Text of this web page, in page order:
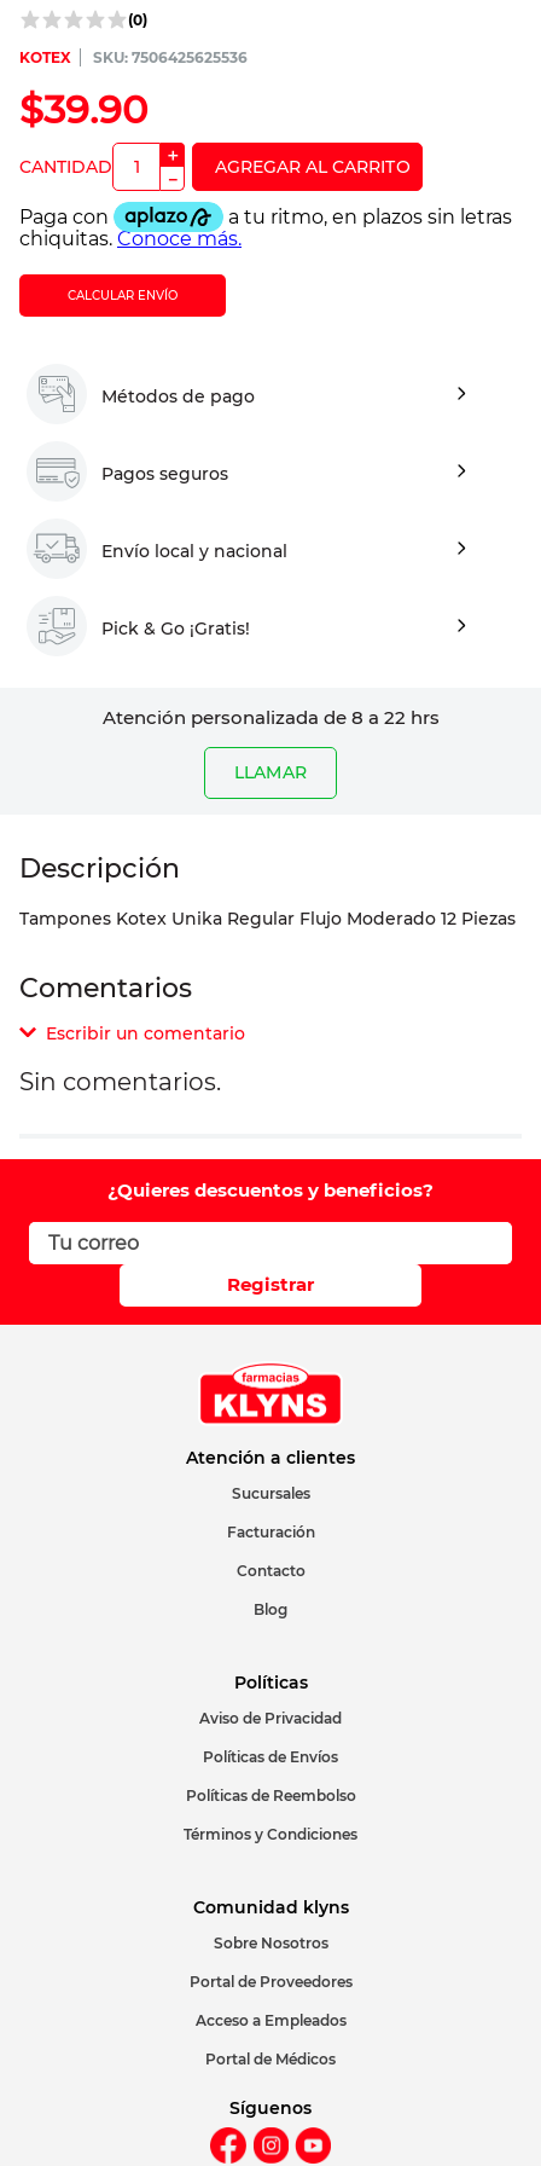
(0)
KOTEX :7506425625536
$39.90
＋
－
CALCULAR ENVÍO
Métodos de pago
Pagos seguros
Envío local y nacional
Pick & Go ¡Gratis!
Atención personalizada de 8 a 22 hrs
LLAMAR
Tampones Kotex Unika Regular Flujo Moderado 12 Piezas
Comentarios
Escribir un comentario
Comentario
Califique el producto de 1 a 5 estrellas
Correo electrónico
ENVIAR COMENTARIO
Sin comentarios.
¿Quieres descuentos y beneficios?
Registrar
Atención a clientes
Sucursales
Facturación
Contacto
Blog
Políticas
Aviso de Privacidad
Políticas de Envíos
Políticas de Reembolso
Términos y Condiciones
Comunidad klyns
Sobre Nosotros
Portal de Proveedores
Acceso a Empleados
Portal de Médicos
Síguenos